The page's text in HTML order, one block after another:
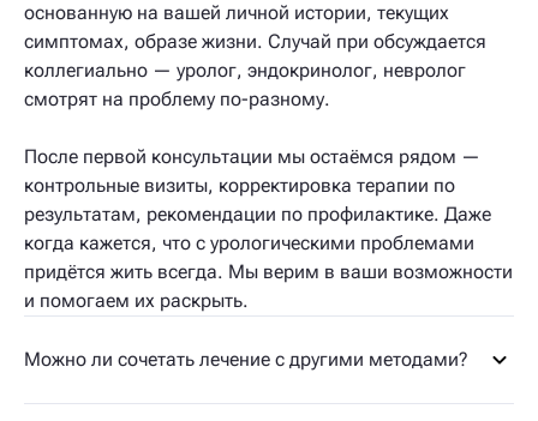
основанную на вашей личной истории, текущих
симптомах, образе жизни. Случай при обсуждается
коллегиально — уролог, эндокринолог, невролог
смотрят на проблему по-разному.
После первой консультации мы остаёмся рядом —
контрольные визиты, корректировка терапии по
результатам, рекомендации по профилактике. Даже
когда кажется, что с урологическими проблемами
придётся жить всегда. Мы верим в ваши возможности
и помогаем их раскрыть.
Можно ли сочетать лечение с другими методами?